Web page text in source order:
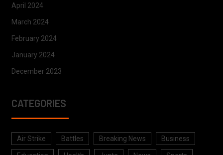
April 2024
March 2024
February 2024
January 2024
December 2023
CATEGORIES
Air Strike Battles Breaking News Business